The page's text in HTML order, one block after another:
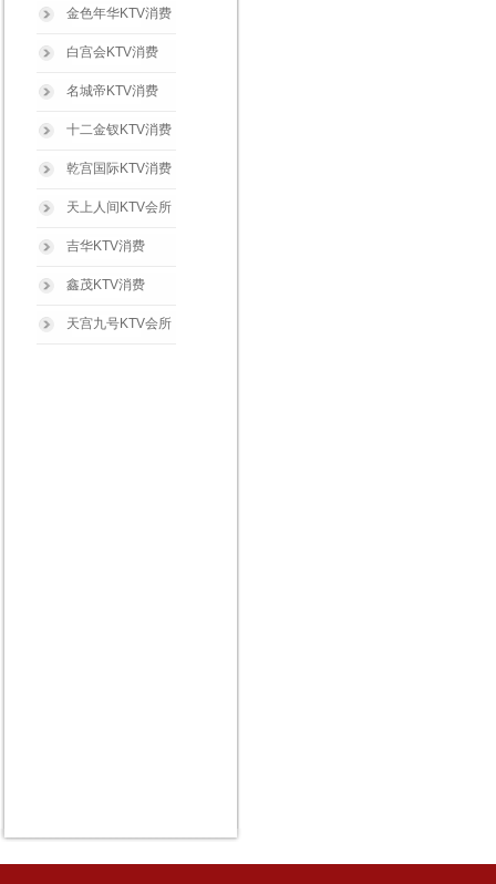
金色年华KTV消费
白宫会KTV消费
名城帝KTV消费
十二金钗KTV消费
乾宫国际KTV消费
天上人间KTV会所
吉华KTV消费
鑫茂KTV消费
天宫九号KTV会所